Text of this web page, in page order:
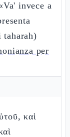
invece a
per
καὶ